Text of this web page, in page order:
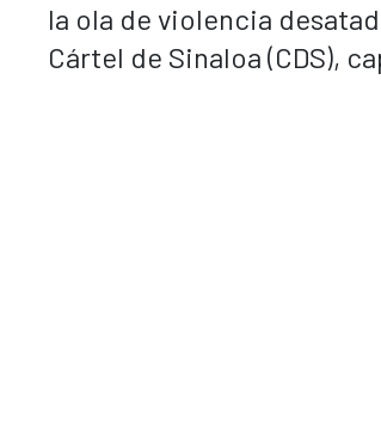
la ola de violencia
Cártel de Sinaloa (CDS),